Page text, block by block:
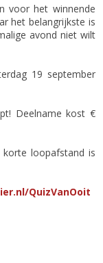
voor het winnende
het belangrijkste is
avond niet wilt
19 september
Deelname kost €
loopafstand is
QuizVanOoit